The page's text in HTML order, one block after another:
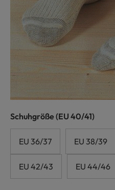
Schuhgröße auswählen
(EU 40/41)
EU 36/37 EU 38/39
EU 42/43 EU 44/46